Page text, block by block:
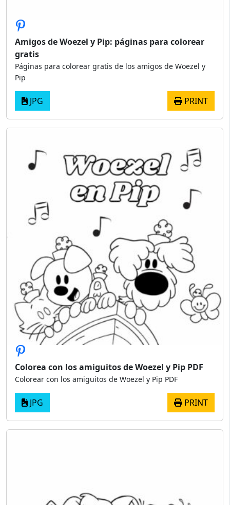
Amigos de Woezel y Pip: páginas para colorear
gratis
Páginas para colorear gratis de los amigos de Woezel y
Pip
JPG PRINT
Colorea con los amiguitos de Woezel y Pip PDF
Colorear con los amiguitos de Woezel y Pip PDF
JPG PRINT